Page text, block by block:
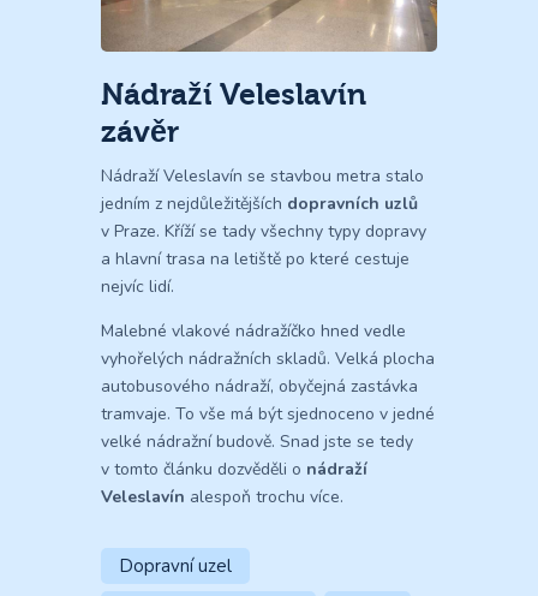
Nádraží Veleslavín
závěr
Nádraží Veleslavín se stavbou metra stalo
jedním z nejdůležitějších dopravních uzlů
v Praze. Kříží se tady všechny typy dopravy
a hlavní trasa na letiště po které cestuje
nejvíc lidí.
Malebné vlakové nádražíčko hned vedle
vyhořelých nádražních skladů. Velká plocha
autobusového nádraží, obyčejná zastávka
tramvaje. To vše má být sjednoceno v jedné
velké nádražní budově. Snad jste se tedy
v tomto článku dozvěděli o nádraží
Veleslavín alespoň trochu více.
Dopravní uzel